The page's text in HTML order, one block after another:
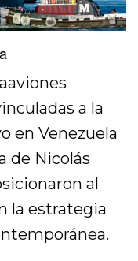
a la
en Venezuela
de Nicolás
al
la estrategia